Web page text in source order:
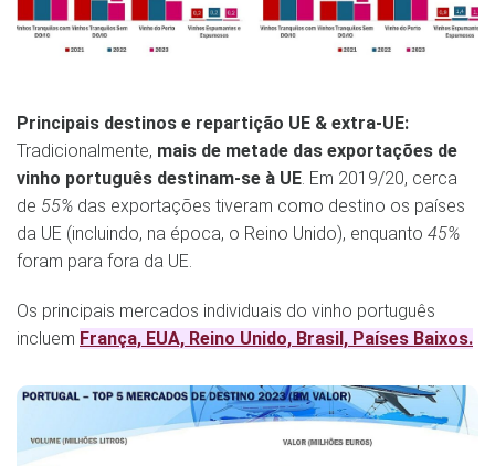
Principais destinos e repartição UE & extra-UE:
Tradicionalmente, mais de metade das exportações de
vinho português destinam-se à UE. Em 2019/20, cerca
de 55% das exportações tiveram como destino os países
da UE (incluindo, na época, o Reino Unido), enquanto 45%
foram para fora da UE​.
Os principais mercados individuais do vinho português
incluem França, EUA, Reino Unido, Brasil, Países Baixos.